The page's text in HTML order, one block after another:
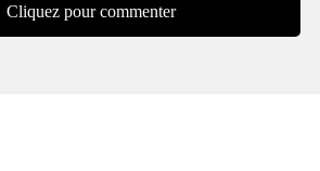
Cliquez pour commenter